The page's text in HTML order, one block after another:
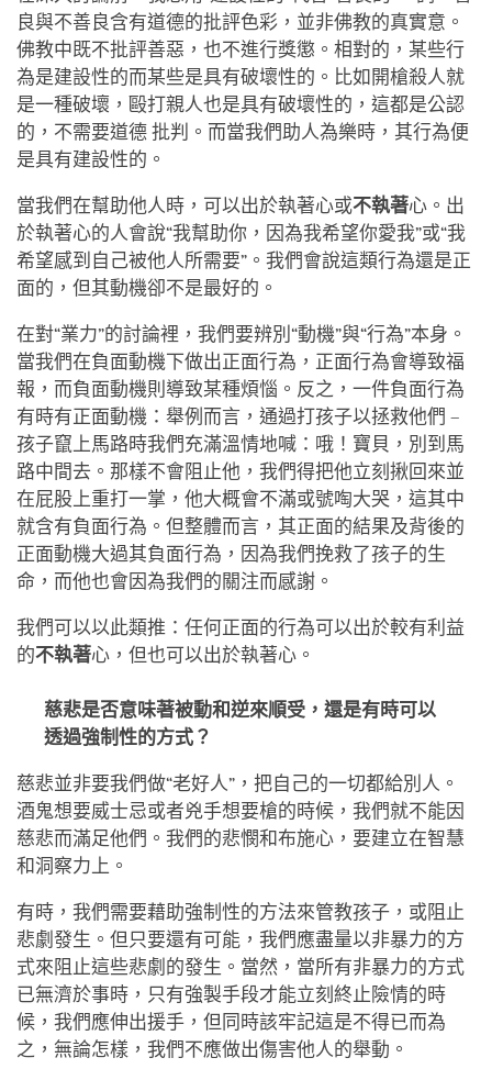
良與不善良含有道德的批評色彩，並非佛教的真實意。
佛教中既不批評善惡，也不進行獎懲。相對的，某些行
為是建設性的而某些是具有破壞性的。比如開槍殺人就
是一種破壞，毆打親人也是具有破壞性的，這都是公認
的，不需要道德 批判。而當我們助人為樂時，其行為便
是具有建設性的。
當我們在幫助他人時，可以出於執著心或不執著心。出
於執著心的人會說“我幫助你，因為我希望你愛我”或“我
希望感到自己被他人所需要”。我們會說這類行為還是正
面的，但其動機卻不是最好的。
在對“業力”的討論裡，我們要辨別“動機”與“行為”本身。
當我們在負面動機下做出正面行為，正面行為會導致福
報，而負面動機則導致某種煩惱。反之，一件負面行為
有時有正面動機：舉例而言，通過打孩子以拯救他們 –
孩子竄上馬路時我們充滿溫情地喊：哦！寶貝，別到馬
路中間去。那樣不會阻止他，我們得把他立刻揪回來並
在屁股上重打一掌，他大概會不滿或號啕大哭，這其中
就含有負面行為。但整體而言，其正面的結果及背後的
正面動機大過其負面行為，因為我們挽救了孩子的生
命，而他也會因為我們的關注而感謝。
我們可以以此類推：任何正面的行為可以出於較有利益
的不執著心，但也可以出於執著心。
慈悲是否意味著被動和逆來順受，還是有時可以
透過強制性的方式？
慈悲並非要我們做“老好人”，把自己的一切都給別人。
酒鬼想要威士忌或者兇手想要槍的時候，我們就不能因
慈悲而滿足他們。我們的悲憫和布施心，要建立在智慧
和洞察力上。
有時，我們需要藉助強制性的方法來管教孩子，或阻止
悲劇發生。但只要還有可能，我們應盡量以非暴力的方
式來阻止這些悲劇的發生。當然，當所有非暴力的方式
已無濟於事時，只有強製手段才能立刻終止險情的時
候，我們應伸出援手，但同時該牢記這是不得已而為
之，無論怎樣，我們不應做出傷害他人的舉動。